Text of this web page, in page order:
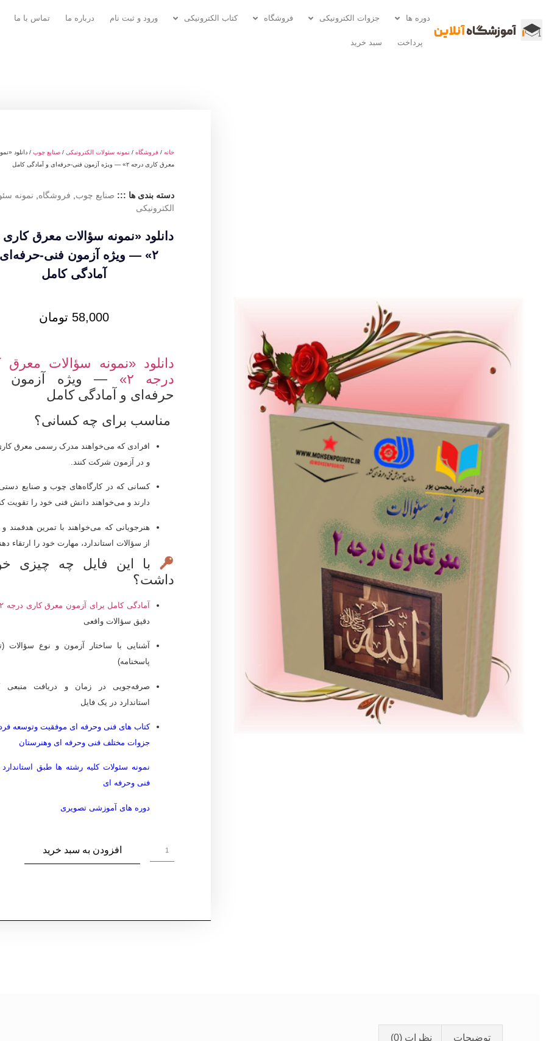
دوره ها جزوات الکترونیکی فروشگاه کتاب الکترونیکی ورود و ثبت نام درباره ما تماس با ما
پرداخت سبد خرید
خانه / فروشگاه / نمونه سئولات الکترونیکی / صنایع چوب / دانلود
معرق کاری درجه ۲» — ویژه آزمون فنی‌-حرفه‌ای و آمادگی کامل
دسته بندی ها ::: صنایع چوب فروشگاه
نمونه
الکترونیکی
دانلود «نمونه سؤالات معرق
۲» — ویژه آزمون فنی‌-
آمادگی کامل
58,000 تومان
دانلود «نمونه سؤالات معرق
درجه ۲»
— ویژه آزمون
حرفه‌ای و آمادگی کامل
مناسب برای چه کسانی؟
افرادی که می‌خواهند مدرک رسمی معرق
و در آزمون شرکت کنند.
کسانی که در کارگاه‌های چوب و صنایع
دارند و می‌خواهند دانش فنی خود را تقویت
هنرجویانی که می‌خواهند با تمرین هدفمند و
از سؤالات استاندارد، مهارت خود را ارتقاء
با این فایل چه چیزی
داشت؟
آمادگی کامل برای آزمون معرق کاری درجه ۲
دقیق سؤالات واقعی
آشنایی با ساختار آزمون و نوع سؤالات
پاسخنامه)
صرفه‌جویی در زمان و دریافت منبعی
استاندارد در یک فایل
کتاب های فنی وحرفه ای موفقیت وتوسعه
جزوات مختلف فنی وحرفه ای وهنرستان
نمونه سئولات کلیه رشته ها طبق
فنی وحرفه ای
دوره های آموزشی تصویری
افزودن به سبد خرید
توضیحات نظرات (0)